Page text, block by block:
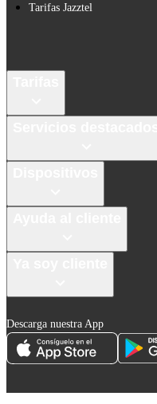
Tarifas Jazztel
Descarga nuestra App